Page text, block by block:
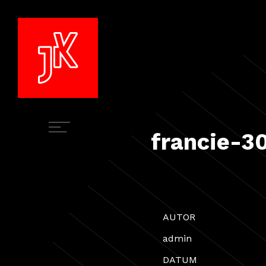
francie-
AUTOR
admin
DATUM